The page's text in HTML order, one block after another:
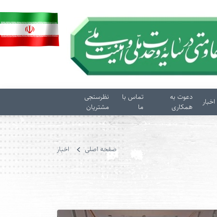
اخبار
دعوت به
همکاری
تماس با
ما
نظرسنجی
مشتریان
صفحه اصلی اخبار